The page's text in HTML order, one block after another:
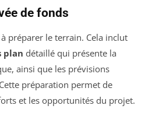
de fonds
préparer le terrain. Cela inclut
plan détaillé qui présente la
ainsi que les prévisions
préparation permet de
et les opportunités du projet.